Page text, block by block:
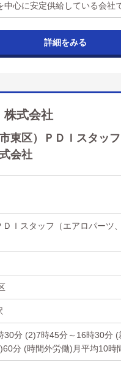
心に安定供給している会社
詳細をみる
式会社
東区）ＰＤＩスタッ
会社
ＤＩスタッフ（エアロパーツ
30分 (2)7時45分～16時30分
分 (時間外労働)月平均10時